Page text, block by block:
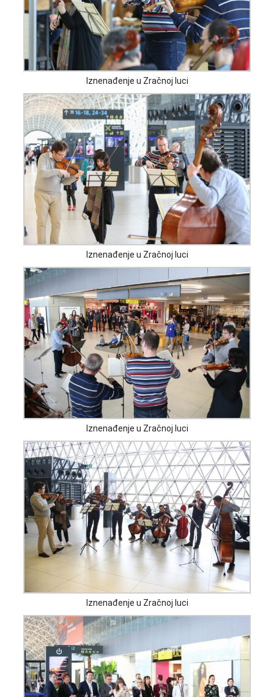
Iznenađenje u Zračnoj luci
Iznenađenje u Zračnoj luci
Iznenađenje u Zračnoj luci
Iznenađenje u Zračnoj luci